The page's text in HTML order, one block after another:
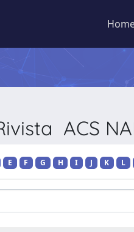
ACS
E F G H I J K L